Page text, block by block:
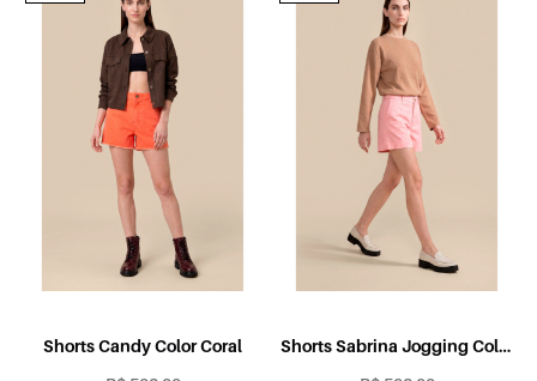
Shorts Candy Color Coral
Shorts Sabrina Jogging Color